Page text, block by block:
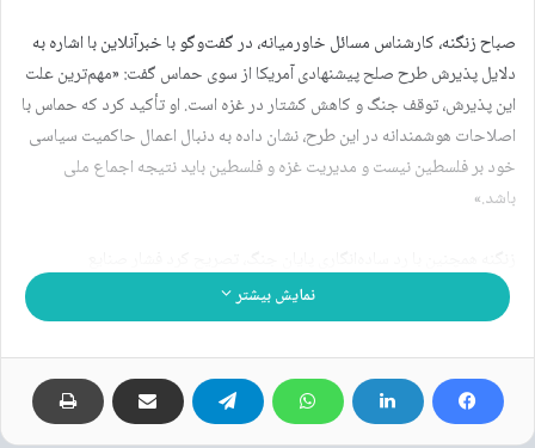
صباح زنگنه، کارشناس مسائل خاورمیانه، در گفت‌وگو با خبرآنلاین با اشاره به
دلایل پذیرش طرح صلح پیشنهادی آمریکا از سوی حماس گفت: «مهم‌ترین علت
این پذیرش، توقف جنگ و کاهش کشتار در غزه است. او تأکید کرد که حماس با
اصلاحات هوشمندانه در این طرح، نشان داده به دنبال اعمال حاکمیت سیاسی
خود بر فلسطین نیست و مدیریت غزه و فلسطین باید نتیجه اجماع ملی
باشد.»
تسلیحاتی آمریکا و توسعه‌طلبی رژیم صهیونیستی همچنان موانع اصلی بر سر
راه صلح‌اند.
در ادامه متن کامل گفت و گوی «خبرآنلاین» را با صباح زنگنه، نماینده پیشین
جمهوری اسلامی ایران در سازمان همکاری اسلامی، مطالعه می‌کنید.
نمایش بیشتر